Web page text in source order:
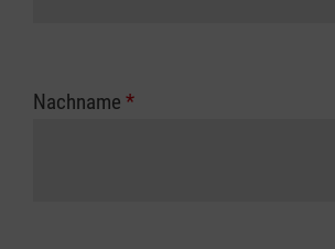
Nachname *